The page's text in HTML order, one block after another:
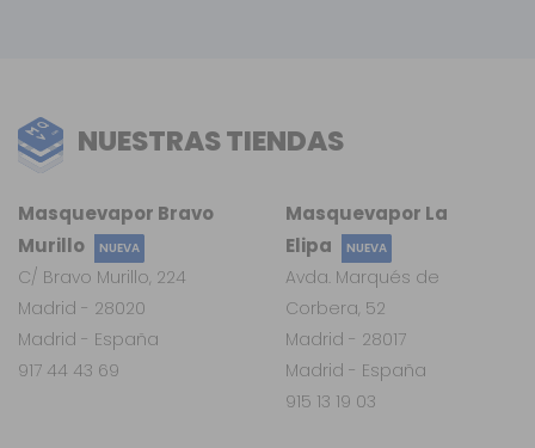
NUESTRAS TIENDAS
Masquevapor La
Elipa
NUEVA
Avda. Marqués de
Corbera, 52
Madrid - 28017
Madrid - España
915 13 19 03
Masquevapor Bravo
Murillo
NUEVA
C/ Bravo Murillo, 224
Madrid - 28020
Madrid - España
917 44 43 69